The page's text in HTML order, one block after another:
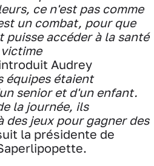
ce n'est pas comme
un combat, pour que
puisse accéder à la santé
Audrey
équipes étaient
senior et d'un enfant.
la journée, ils
des jeux pour gagner des
la présidente de